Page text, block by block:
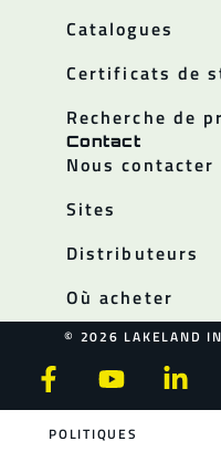
Catalogues
Certificats de
Recherche de
Contact
Nous contacter
Sites
Distributeurs
Où acheter
© 2026 LAKELAND
POLITIQUES